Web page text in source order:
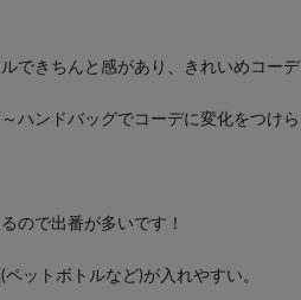
できちんと感があり、きれいめコーデ
ハンドバッグでコーデに変化をつけら
ので出番が多いです！
ットボトルなど)が入れやすい。